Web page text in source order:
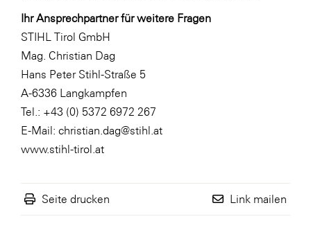
Ihr Ansprechpartner für weitere Fragen
STIHL Tirol GmbH
Mag. Christian Dag
Hans Peter Stihl-Straße 5
A-6336 Langkampfen
Tel.: +43 (0) 5372 6972 267
E-Mail: christian.dag@stihl.at
www.stihl-tirol.at
Seite drucken Link mailen